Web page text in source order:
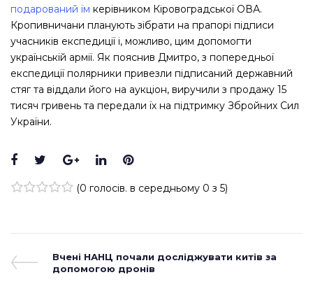
подарований їм керівником Кіровоградської ОВА.
Кропивничани планують зібрати на прапорі підписи
учасників експедиції і, можливо, цим допомогти
українській армії. Як пояснив Дмитро, з попередньої
експедиції полярники привезли підписаний державний
стяг та віддали його на аукціон, виручили з продажу 15
тисяч гривень та передали їх на підтримку Збройних Сил
України.
Facebook
TwitterGoogle+
LinkedInPinterest
(0 голосів. в середньому 0 з 5)
Навігація
записів
Previous
Post
Вчені НАНЦ почали досліджувати китів за
допомогою дронів